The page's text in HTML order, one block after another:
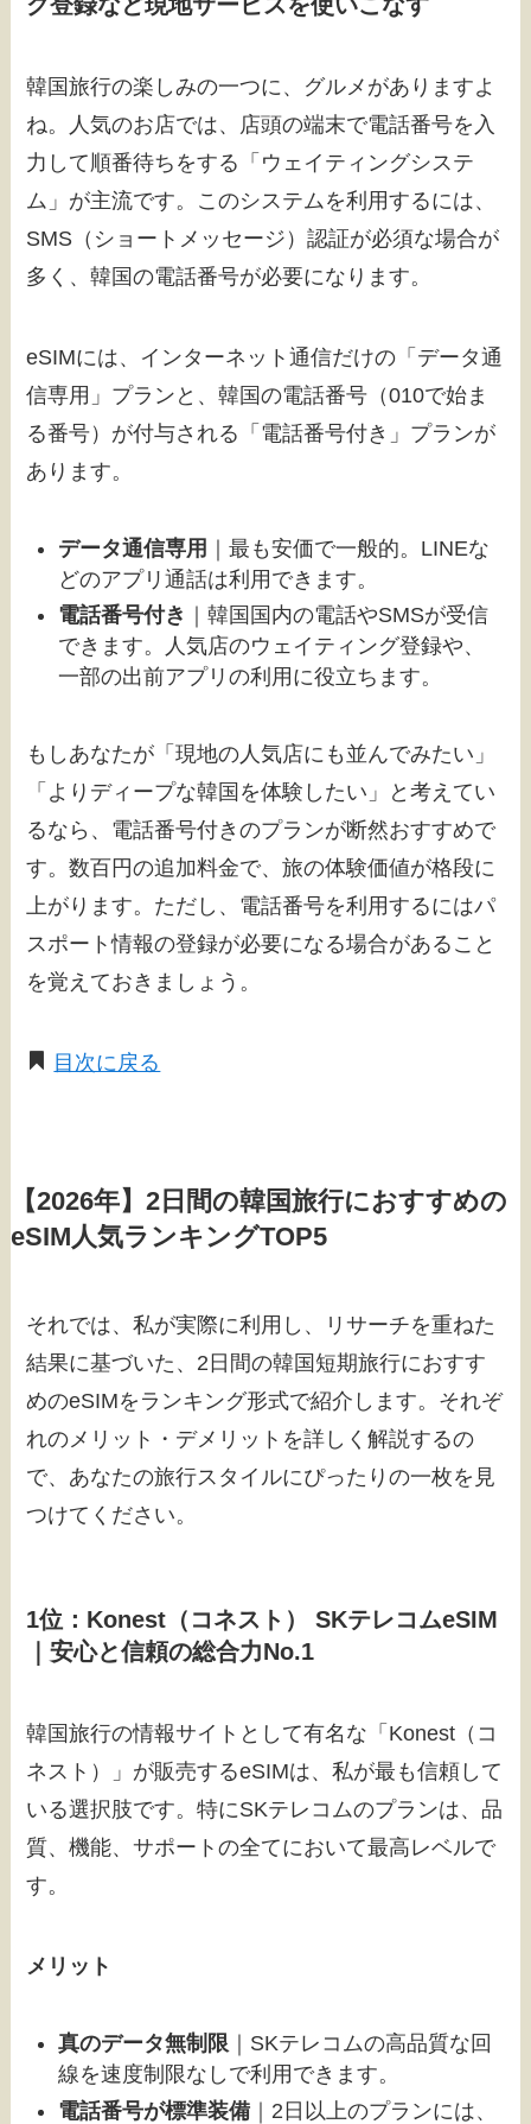
韓国旅行の楽しみの一つに、グルメがありますよ
ね。人気のお店では、店頭の端末で電話番号を入
力して順番待ちをする「ウェイティングシステ
ム」が主流です。このシステムを利用するには、
SMS（ショートメッセージ）認証が必須な場合が
多く、韓国の電話番号が必要になります。
eSIMには、インターネット通信だけの「データ通
信専用」プランと、韓国の電話番号（010で始ま
る番号）が付与される「電話番号付き」プランが
あります。
データ通信専用 ｜最も安価で一般的。LINEな
どのアプリ通話は利用できます。
電話番号付き
｜韓国国内の電話やSMSが受信
できます。人気店のウェイティング登録や、
一部の出前アプリの利用に役立ちます。
もしあなたが「現地の人気店にも並んでみたい」
「よりディープな韓国を体験したい」と考えてい
るなら、電話番号付きのプランが断然おすすめで
す。数百円の追加料金で、旅の体験価値が格段に
上がります。ただし、電話番号を利用するにはパ
スポート情報の登録が必要になる場合があること
を覚えておきましょう。
目次に戻る
【2026年】2日間の韓国旅行におすすめの
eSIM人気ランキングTOP5
それでは、私が実際に利用し、リサーチを重ねた
結果に基づいた、2日間の韓国短期旅行におすす
めのeSIMをランキング形式で紹介します。それぞ
れのメリット・デメリットを詳しく解説するの
で、あなたの旅行スタイルにぴったりの一枚を見
つけてください。
1位：Konest（コネスト） SKテレコムeSIM
｜安心と信頼の総合力No.1
韓国旅行の情報サイトとして有名な「Konest（コ
ネスト）」が販売するeSIMは、私が最も信頼して
いる選択肢です。特にSKテレコムのプランは、品
質、機能、サポートの全てにおいて最高レベルで
す。
メリット
真のデータ無制限 ｜SKテレコムの高品質な回
線を速度制限なしで利用できます。
電話番号が標準装備 ｜2日以上のプランには、